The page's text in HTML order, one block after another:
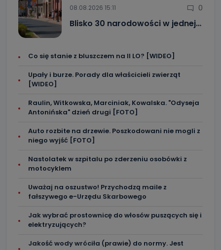
08.08.2026 15:11 0
Blisko 30 narodowości w jednej…
Co się stanie z bluszczem na II LO? [WIDEO]
Upały i burze. Porady dla właścicieli zwierząt
[WIDEO]
Raulin, Witkowska, Marciniak, Kowalska. "Odyseja
Antonińska" dzień drugi [FOTO]
Auto rozbite na drzewie. Poszkodowani nie mogli z
niego wyjść [FOTO]
Nastolatek w szpitalu po zderzeniu osobówki z
motocyklem
Uważaj na oszustwo! Przychodzą maile z
fałszywego e-Urzędu Skarbowego
Jak wybrać prostownicę do włosów puszących się i
elektryzujących?
Jakość wody wróciła (prawie) do normy. Jest